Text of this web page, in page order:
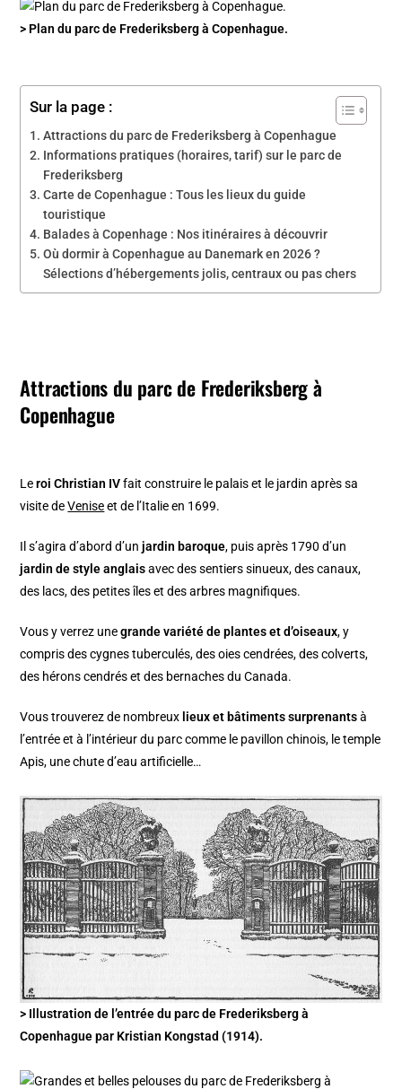
> Plan du parc de Frederiksberg à Copenhague.
Sur la page :
Attractions du parc de Frederiksberg à Copenhague
Informations pratiques (horaires, tarif) sur le parc de
Frederiksberg
Carte de Copenhague : Tous les lieux du guide
touristique
Balades à Copenhage : Nos itinéraires à découvrir
Où dormir à Copenhague au Danemark en 2026 ?
Sélections d’hébergements jolis, centraux ou pas chers
Attractions du parc de Frederiksberg à
Copenhague
Leroi Christian IVfait construire le palais et le jardin après sa
visite deVeniseet de l’Italie en 1699.
Il s’agira d’abord d’unjardin baroque, puis après 1790 d’un
jardin de style anglaisavec des sentiers sinueux, des canaux,
des lacs, des petites îles et des arbres magnifiques.
Vous y verrez unegrande variété de plantes et d’oiseaux, y
compris des cygnes tuberculés, des oies cendrées, des colverts,
des hérons cendrés et des bernaches du Canada.
Vous trouverez de nombreux lieux et bâtiments surprenantsà
l’entrée et à l’intérieur du parc comme le pavillon chinois, le temple
Apis, une chute d’eau artificielle…
> Illustration de l’entrée du parc de Frederiksberg à
Copenhague par Kristian Kongstad (1914).